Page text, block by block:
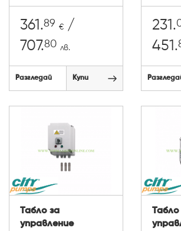
361.89 € /
707.80 лв.
Разгледай Купи
231.
451.
Табло за
управление
Табло